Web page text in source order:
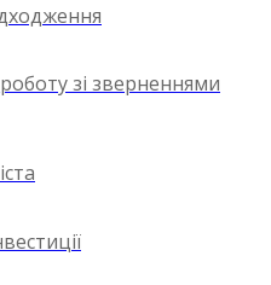
зі зверненнями